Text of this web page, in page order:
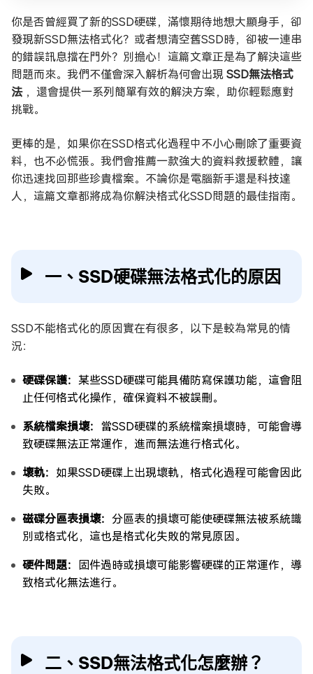
你是否曾經買了新的SSD硬碟，滿懷期待地想大顯身手，卻
發現新SSD無法格式化？或者想清空舊SSD時，卻被一連串
的錯誤訊息擋在門外？別擔心！這篇文章正是為了解決這些
問題而來。我們不僅會深入解析為何會出現 SSD無法格式
法 ，還會提供一系列簡單有效的解決方案，助你輕鬆應對
挑戰。
更棒的是，如果你在SSD格式化過程中不小心刪除了重要資
料，也不必慌張。我們會推薦一款強大的資料救援軟體，讓
你迅速找回那些珍貴檔案。不論你是電腦新手還是科技達
人，這篇文章都將成為你解決格式化SSD問題的最佳指南。
一、SSD硬碟無法格式化的原因
SSD不能格式化的原因實在有很多，以下是較為常見的情
況：
硬碟保護： 某些SSD硬碟可能具備防寫保護功能，這會阻
止任何格式化操作，確保資料不被誤刪。
系統檔案損壞： 當SSD硬碟的系統檔案損壞時，可能會導
致硬碟無法正常運作，進而無法進行格式化。
壞軌： 如果SSD硬碟上出現壞軌，格式化過程可能會因此
失敗。
磁碟分區表損壞： 分區表的損壞可能使硬碟無法被系統識
別或格式化，這也是格式化失敗的常見原因。
硬件問題：
固件過時或損壞可能影響硬碟的正常運作，導
致格式化無法進行。
二、SSD無法格式化怎麼辦？